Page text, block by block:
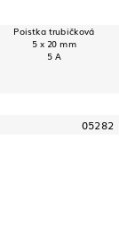
Poistka trubičková
5 x 20 mm
5 A
05282